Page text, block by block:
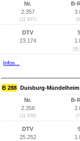
Nr.
2.357
(11.937)
B-
DTV
23.174
Infos...
B 288 Duisburg-
Nr.
2.358
(11.936)
B-
DTV
25.252